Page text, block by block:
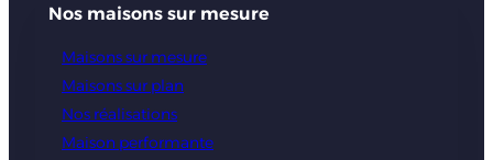
Nos maisons sur mesure
Maisons sur mesure
Maisons sur plan
Nos réalisations
Maison performante